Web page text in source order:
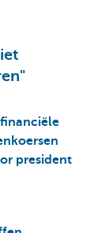
president